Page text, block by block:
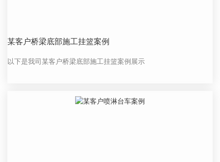
某客户桥梁底部施工挂篮案例
以下是我司某客户桥梁底部施工挂篮案例展示